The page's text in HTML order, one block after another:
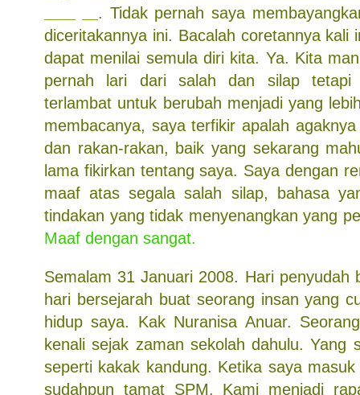
. Tidak pernah saya
diceritakannya ini. Bacalah coretannya kali
dapat menilai semula diri kita. Ya. Kita
pernah lari dari salah dan silap tetapi
terlambat untuk berubah menjadi yang
membacanya, saya terfikir apalah
dan rakan-rakan, baik yang sekarang
lama fikirkan tentang saya. Saya dengan
maaf atas segala salah silap, bahasa
tindakan yang tidak menyenangkan yang
Maaf dengan sangat.
Semalam 31 Januari 2008. Hari penyudah
hari bersejarah buat seorang insan yang
hidup saya. Kak Nuranisa Anuar.
kenali sejak zaman sekolah dahulu. Yang
seperti kakak kandung. Ketika saya
sudahpun tamat SPM. Kami menjadi